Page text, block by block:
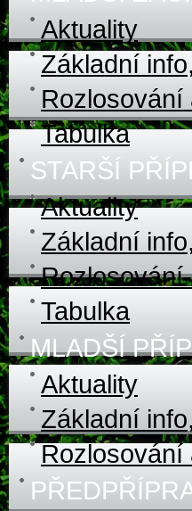
Aktuality
Základní
Rozlosování
Tabulka
STARŠÍ
Aktuality
Základní
Rozlosování
Tabulka
MLADŠÍ
Aktuality
Základní
Rozlosování